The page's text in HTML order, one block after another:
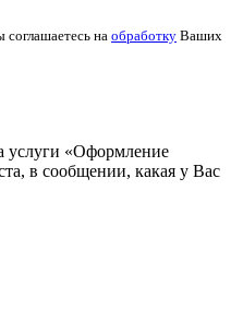
на обработку Ваших
услуги «Оформление
в сообщении, какая у Вас